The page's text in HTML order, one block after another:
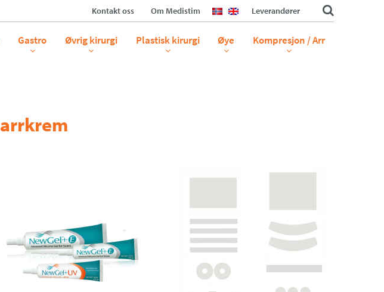
Kontakt oss Om Medistim Leverandører
Gastro Øvrig kirurgi Plastisk kirurgi Øye Kompresjon / Arr
arrkrem